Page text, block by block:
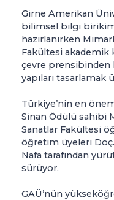
Girne Amerikan
bilimsel bilgi
hazırlanırken
Fakültesi akademik
çevre prensibinden
yapıları tasarlamak
Türkiye’nin en
Sinan Ödülü sahibi
Sanatlar Fakültesi
öğretim üyeleri
Nafa tarafından
sürüyor.
GAÜ’nün